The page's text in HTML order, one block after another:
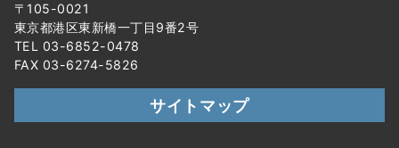
〒105-0021
東京都港区東新橋一丁目9番2号
TEL 03-6852-0478
FAX 03-6274-5826
サイトマップ